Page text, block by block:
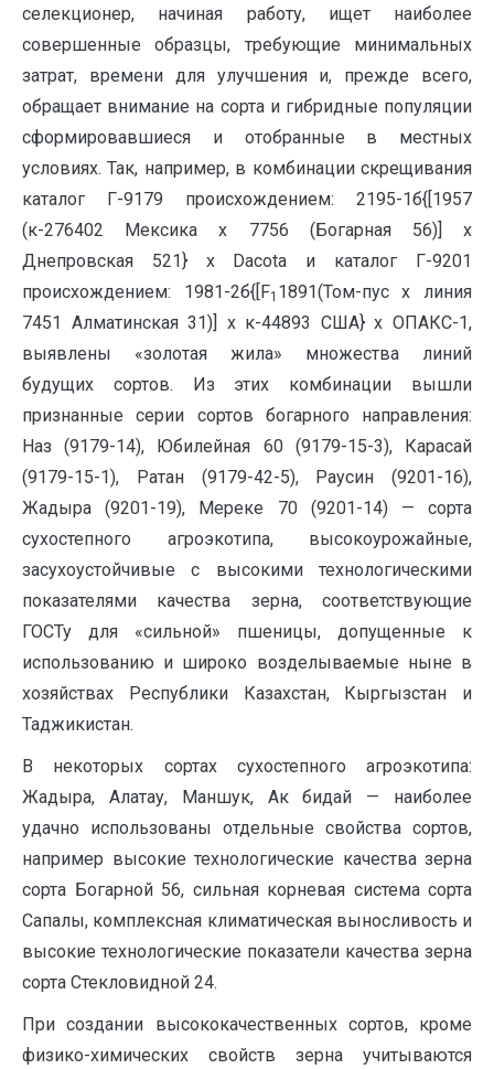
селекционер, начиная работу, ищет наиболее
совершенные образцы, требующие минимальных
затрат, времени для улучшения и, прежде всего,
обращает внимание на сорта и гибридные популяции
сформировавшиеся и отобранные в местных
условиях. Так, например, в комбинации скрещивания
каталог Г-9179 происхождением: 2195-1б{[1957
(к-276402 Мексика х 7756 (Богарная 56)] х
Днепровская 521} х Dacota и каталог Г-9201
происхождением: 1981-2б{[F1 1891(Том-пус х линия
7451 Алматинская 31)] х к-44893 США} х ОПАКС-1,
выявлены «золотая жила» множества линий
будущих сортов. Из этих комбинации вышли
признанные серии сортов богарного направления:
Наз (9179-14), Юбилейная 60 (9179-15-3), Карасай
(9179-15-1), Ратан (9179-42-5), Раусин (9201-16),
Жадыра (9201-19), Мереке 70 (9201-14) — сорта
сухостепного агроэкотипа, высокоурожайные,
засухоустойчивые с высокими технологическими
показателями качества зерна, соответствующие
ГОСТу для «сильной» пшеницы, допущенные к
использованию и широко возделываемые ныне в
хозяйствах Республики Казахстан, Кыргызстан и
Таджикистан.
В некоторых сортах сухостепного агроэкотипа:
Жадыра, Алатау, Маншук, Ак бидай — наиболее
удачно использованы отдельные свойства сортов,
например высокие технологические качества зерна
сорта Богарной 56, сильная корневая система сорта
Сапалы, комплексная климатическая выносливость и
высокие технологические показатели качества зерна
сорта Стекловидной 24.
При создании высококачественных сортов, кроме
физико-химических свойств зерна учитываются